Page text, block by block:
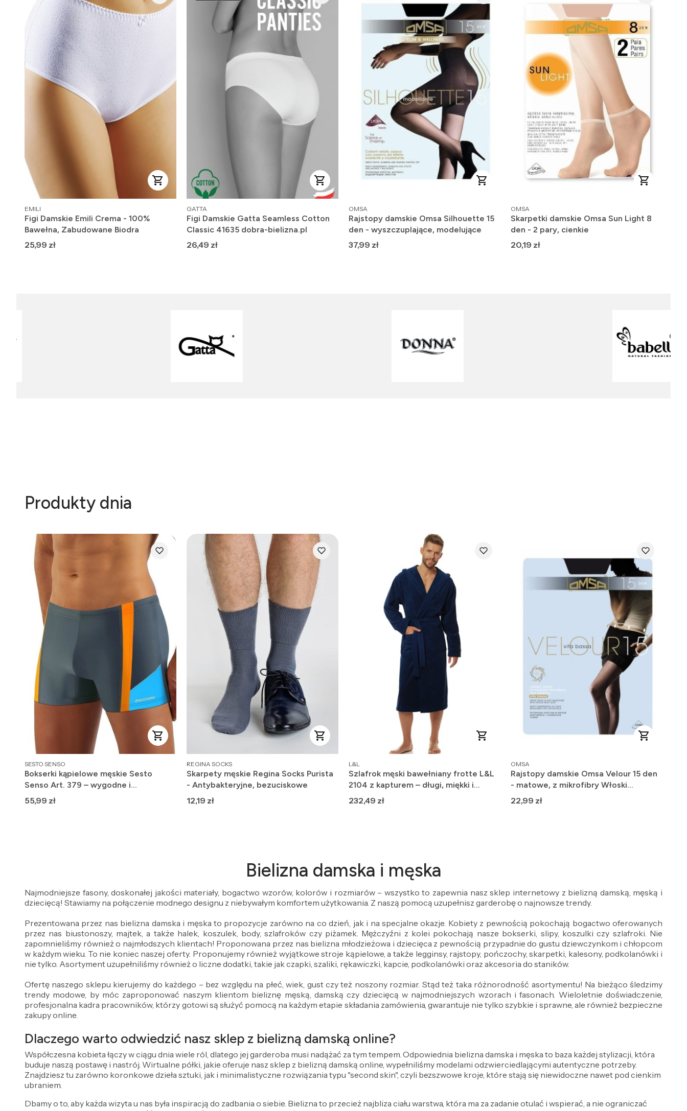
PRODUCENT
EMILI
Figi Damskie Emili Crema - 100%
Bawełna, Zabudowane Biodra
Cena
25,99 zł
PRODUCENT
GATTA
Figi Damskie Gatta Seamless Cotton
Classic 41635 dobra-bielizna.pl
Cena
26,49 zł
PRODUCENT
OMSA
Rajstopy damskie Omsa Silhouette 15
den - wyszczuplające, modelujące
Cena
37,99 zł
PRODUCENT
OMSA
Skarpetki damskie Omsa Sun Light 8
den - 2 pary, cienkie
Cena
20,19 zł
Produkty dnia
PRODUCENT
SESTO SENSO
Bokserki kąpielowe męskie Sesto
Senso Art. 379 – wygodne i
szybkoschnące
Cena
55,99 zł
PRODUCENT
REGINA SOCKS
Skarpety męskie Regina Socks Purista
- Antybakteryjne, bezuciskowe
Cena
12,19 zł
PRODUCENT
L&L
Szlafrok męski bawełniany frotte L&L
2104 z kapturem – długi, miękki i
wygodny
Cena
232,49 zł
PRODUCENT
OMSA
Rajstopy damskie Omsa Velour 15 den
- matowe, z mikrofibry Włoski
Producent
Cena
22,99 zł
Bielizna damska i męska
Najmodniejsze fasony, doskonałej jakości materiały, bogactwo wzorów, kolorów i rozmiarów – wszystko to zapewnia nasz sklep internetowy z bielizną damską, męską i
dziecięcą! Stawiamy na połączenie modnego designu z niebywałym komfortem użytkowania. Z naszą pomocą uzupełnisz garderobę o najnowsze trendy.
Prezentowana przez nas bielizna damska i męska to propozycje zarówno na co dzień, jak i na specjalne okazje. Kobiety z pewnością pokochają bogactwo oferowanych
przez nas biustonoszy, majtek, a także halek, koszulek, body, szlafroków czy piżamek. Mężczyźni z kolei pokochają nasze bokserki, slipy, koszulki czy szlafroki. Nie
zapomnieliśmy również o najmłodszych klientach! Proponowana przez nas bielizna młodzieżowa i dziecięca z pewnością przypadnie do gustu dziewczynkom i chłopcom
w każdym wieku. To nie koniec naszej oferty. Proponujemy również wyjątkowe stroje kąpielowe, a także legginsy, rajstopy, pończochy, skarpetki, kalesony, podkolanówki i
nie tylko. Asortyment uzupełniliśmy również o liczne dodatki, takie jak czapki, szaliki, rękawiczki, kapcie, podkolanówki oraz akcesoria do staników.
Ofertę naszego sklepu kierujemy do każdego – bez względu na płeć, wiek, gust czy też noszony rozmiar. Stąd też taka różnorodność asortymentu! Na bieżąco śledzimy
trendy modowe, by móc zaproponować naszym klientom bieliznę męską, damską czy dziecięcą w najmodniejszych wzorach i fasonach. Wieloletnie doświadczenie,
profesjonalna kadra pracowników, którzy gotowi są służyć pomocą na każdym etapie składania zamówienia, gwarantuje nie tylko szybkie i sprawne, ale również bezpieczne
zakupy online.
Dlaczego warto odwiedzić nasz sklep z bielizną damską online?
Współczesna kobieta łączy w ciągu dnia wiele ról, dlatego jej garderoba musi nadążać za tym tempem. Odpowiednia bielizna damska i męska to baza każdej stylizacji, która
buduje naszą postawę i nastrój. Wirtualne półki, jakie oferuje nasz sklep z bielizną damską online, wypełniliśmy modelami odzwierciedlającymi autentyczne potrzeby.
Znajdziesz tu zarówno koronkowe dzieła sztuki, jak i minimalistyczne rozwiązania typu "second skin", czyli bezszwowe kroje, które stają się niewidoczne nawet pod cienkim
ubraniem.
Dbamy o to, aby każda wizyta u nas była inspiracją do zadbania o siebie. Bielizna to przecież najbliza ciału warstwa, która ma za zadanie otulać i wspierać, a nie ograniczać